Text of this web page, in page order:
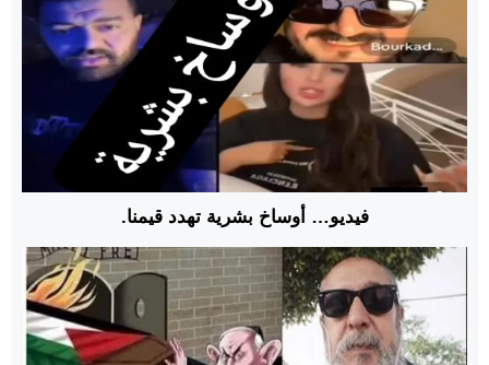
فيديو… أوساخ بشرية تهدد قيمنا.